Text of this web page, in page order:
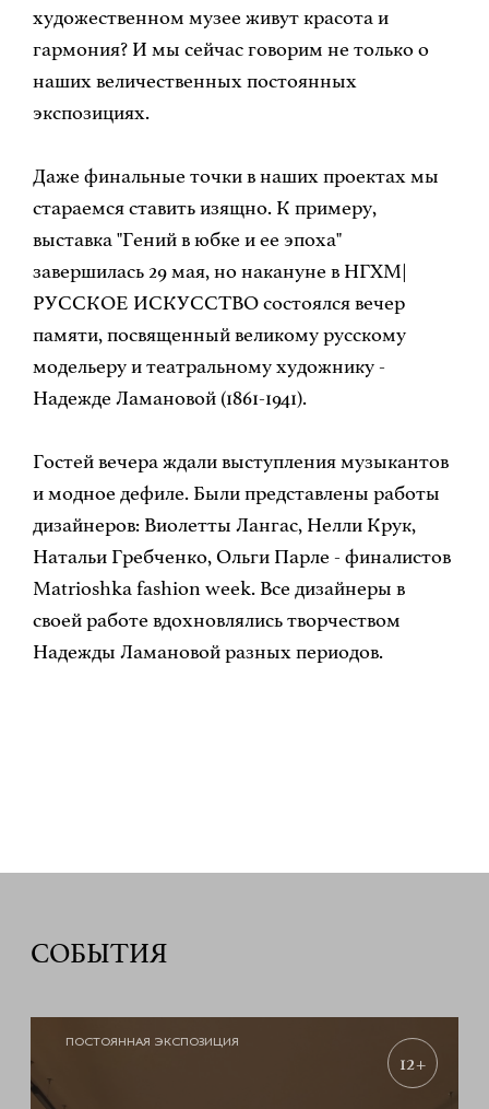
художественном музее живут красота и
гармония? И мы сейчас говорим не только о
наших величественных постоянных
экспозициях.
Даже финальные точки в наших проектах мы
стараемся ставить изящно. К примеру,
выставка "Гений в юбке и ее эпоха"
завершилась 29 мая, но накануне в НГХМ|
РУССКОЕ ИСКУССТВО состоялся вечер
памяти, посвященный великому русскому
модельеру и театральному художнику -
Надежде Ламановой (1861-1941).
Гостей вечера ждали выступления музыкантов
и модное дефиле. Были представлены работы
дизайнеров: Виолетты Лангас, Нелли Крук,
Натальи Гребченко, Ольги Парле - финалистов
Matrioshka fashion week. Все дизайнеры в
своей работе вдохновлялись творчеством
Надежды Ламановой разных периодов.
СОБЫТИЯ
ПОСТОЯННАЯ ЭКСПОЗИЦИЯ
12+